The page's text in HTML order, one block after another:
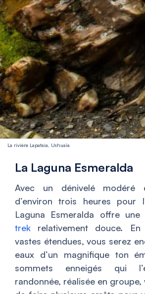
La rivière Lapataia, Ushuaïa
La Laguna Esmeralda
Avec un dénivelé modéré
d’environ trois heures pour
Laguna Esmeralda offre une
trek relativement douce.
vastes étendues, vous serez
eaux d’un magnifique ton
sommets enneigés qui
randonnée, réalisée en